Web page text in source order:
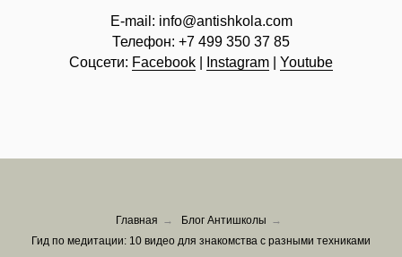
E-mail: info@antishkola.com
Телефон: +7 499 350 37 85
Соцсети: Facebook Instagram Youtube
Главная → Блог Антишколы →
Гид по медитации: 10 видео для знакомства с разными техниками